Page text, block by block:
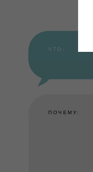
ЧТО:
ПОЧЕМУ: